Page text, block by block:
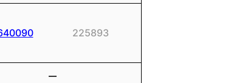
225893
ー